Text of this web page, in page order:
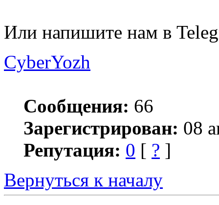
Или напишите нам в
CyberYozh
Сообщения: 66
Зарегистрирован: 08
Репутация: 0 [ ? ]
Вернуться к началу